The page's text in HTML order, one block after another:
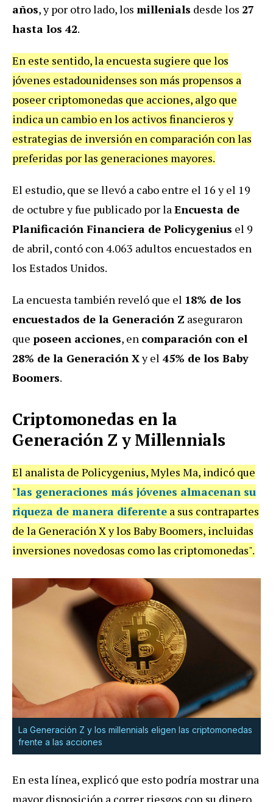
años, y por otro lado, los millenials desde los 27
hasta los 42.
En este sentido, la encuesta sugiere que los
jóvenes estadounidenses son más propensos a
poseer criptomonedas que acciones, algo que
indica un cambio en los activos financieros y
estrategias de inversión en comparación con las
preferidas por las generaciones mayores.
El estudio, que se llevó a cabo entre el 16 y el 19
de octubre y fue publicado por laEncuesta de
Planificación Financiera de Policygenius el 9
de abril, contó con 4.063 adultos encuestados en
los Estados Unidos.
La encuesta también reveló que el 18% de los
encuestados de la Generación Z aseguraron
que poseen acciones, en comparación con el
28% de la Generación Xy el 45% de los Baby
Boomers.
Criptomonedas en la
Generación Z y Millennials
El analista de Policygenius, Myles Ma, indicó que
"las generaciones más jóvenes almacenan su
riqueza de manera diferente a sus contrapartes
de la Generación X y los Baby Boomers, incluidas
inversiones novedosas como las criptomonedas".
La Generación Z y los millennials eligen las criptomonedas
frente a las acciones
En esta línea, explicó que esto podría mostrar una